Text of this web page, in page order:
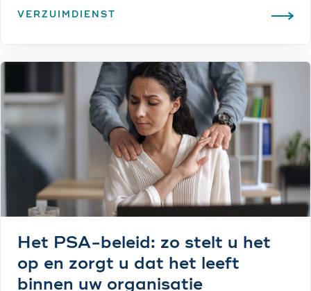
VERZUIMDIENST
Het PSA-beleid: zo stelt u het
op en zorgt u dat het leeft
binnen uw organisatie